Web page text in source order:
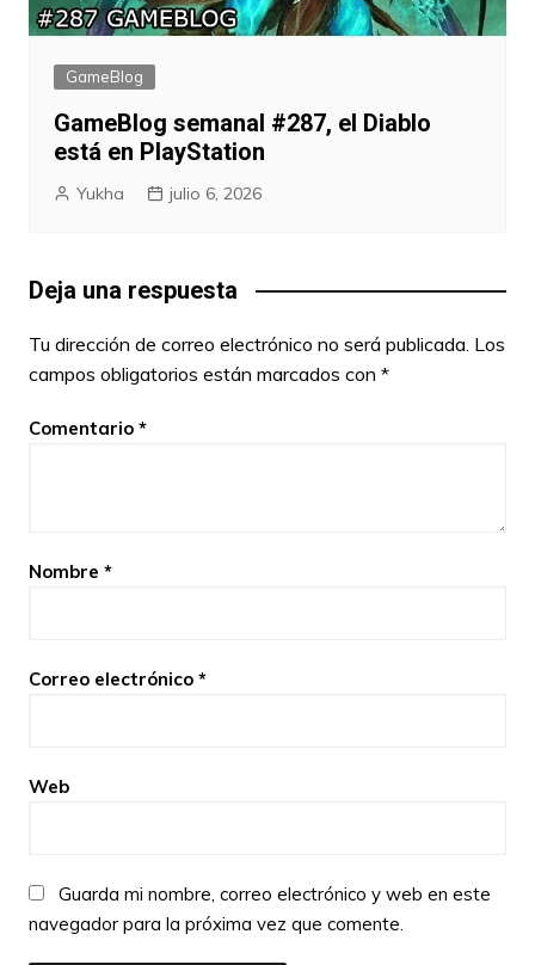
GameBlog
GameBlog semanal #287, el Diablo
está en PlayStation
Yukha julio 6, 2026
Deja una respuesta
Tu dirección de correo electrónico no será publicada. Los
campos obligatorios están marcados con *
Comentario *
Nombre *
Correo electrónico *
Web
Guarda mi nombre, correo electrónico y web en este
navegador para la próxima vez que comente.